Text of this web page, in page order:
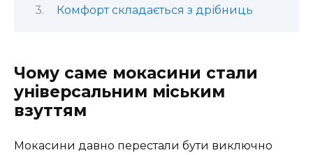
Комфорт складається з дрібниць
Чому саме мокасини стали
універсальним міським
взуттям
Мокасини давно перестали бути виключно